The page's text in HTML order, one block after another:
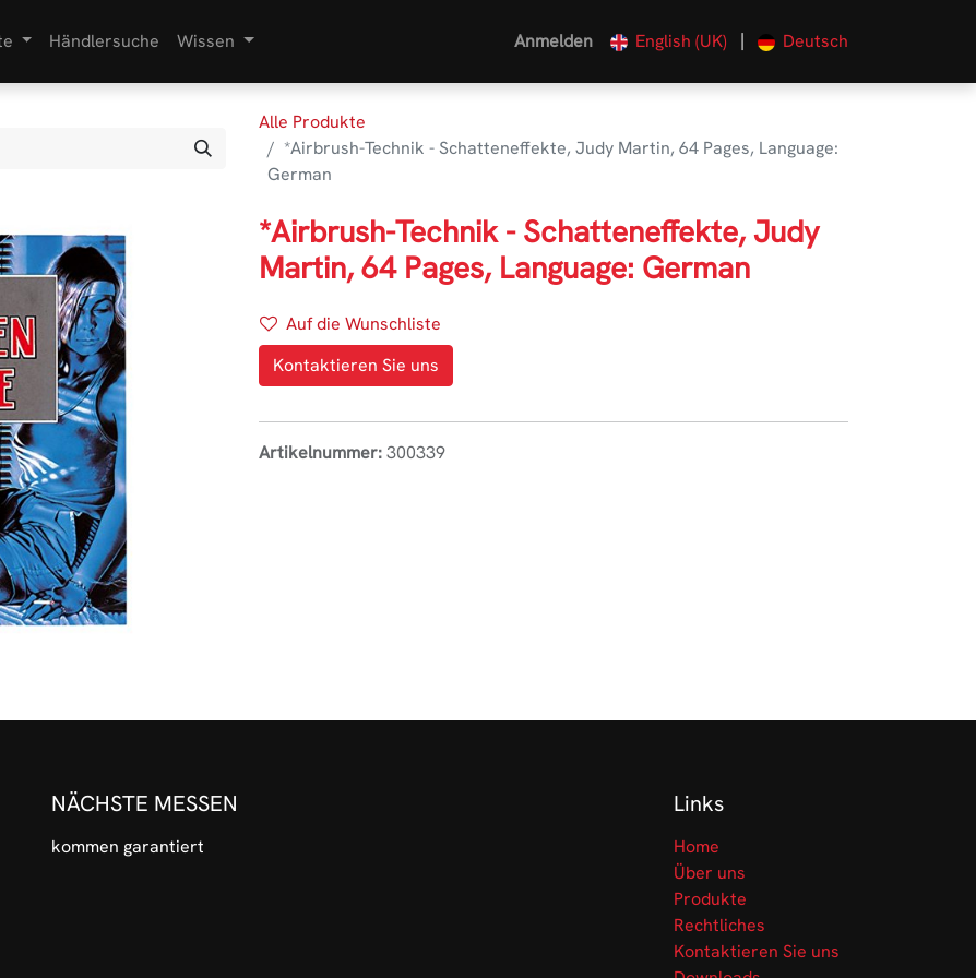
Händlersuche Wissen Anmelden English (UK) | Deutsch
Alle Produkte
*Airbrush-Technik - Schatteneffekte, Judy Martin, 64 Pages, Language:
German
*Airbrush-Technik - Schatteneffekte, Judy
Martin, 64 Pages, Language: German
Auf die Wunschliste
Kontaktieren Sie uns
Artikelnummer:300339
NÄCHSTE MESSEN
kommen garantiert
Links
Home
Über uns
Produkte
Rechtliches
Kontaktieren Sie uns